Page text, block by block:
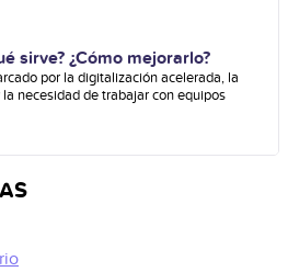
sirve? ¿Cómo mejorarlo?
por la digitalización acelerada, la
necesidad de trabajar con equipos